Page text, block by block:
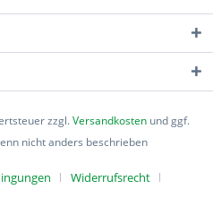
zzgl.Versandkosten und ggf.
nicht anders beschrieben
Widerrufsrecht